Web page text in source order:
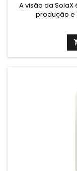
A visão da
produção e